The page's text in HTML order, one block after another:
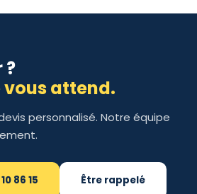
?
attend.
personnalisé. Notre équipe
86 15 Être rappelé